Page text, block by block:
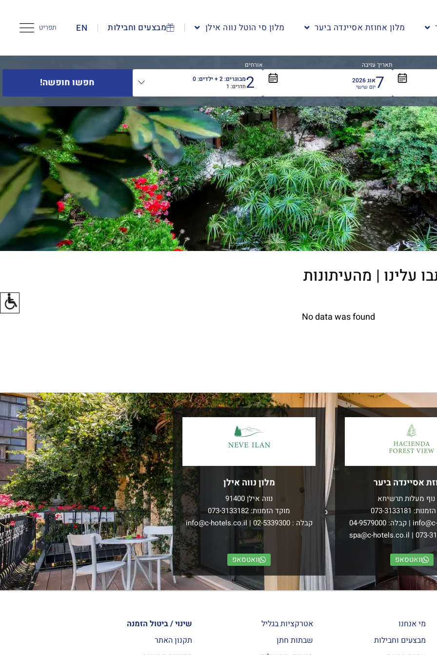
מלון אחוזת אסיינדה ביער מלון סי הוטל נווה אילן מבצעים וחבילות EN תפריט
תאריך עזיבה
7אוג2026
יום שישי
אורחים
אורחים
2מבוגרים:2+ ילדים:0
חדרים: 1 חפשו חופשה!
עלינו | מהעיתונות
No data was found
אסיינדה ביער
נוף מעלות תרשיחא
073-3133181
| קבלה: 04-9579000
073-
|
spa@c-hotels.co.il
וואטסאפ
מלון נווה אילן
נווה אילן 91400
מוקד הזמנות: 073-3133182
קבלה :02-5339300
|
info@c-hotels.co.il
וואטסאפ
מי אנחנו
מבצעים וחבילות
אטרקציות בגליל
שבתות חתן
שינוי / ביטול הזמנה
תקנון האתר